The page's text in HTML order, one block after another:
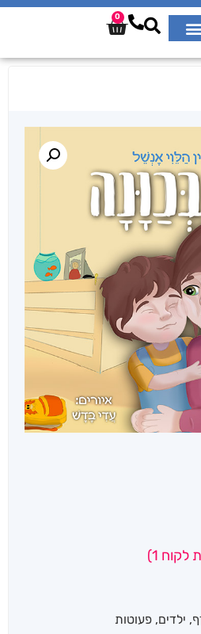
0
לקוח 1
)
, ילדים, פעוטות